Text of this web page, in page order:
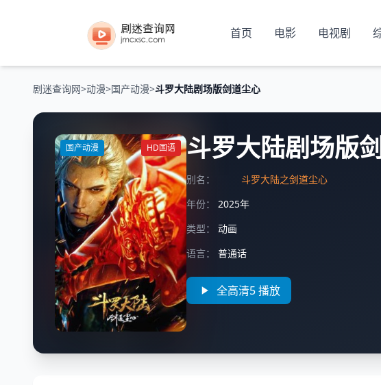
首页 电影 电视剧
剧迷查询网>动漫>国产动漫>斗罗大陆剧场版剑道尘心
国产动漫 HD国语 斗罗大陆剧场版
别名：
斗罗大陆之剑道尘心
年份：
2025年
类型：
动画
语言：
普通话
全高清5 播放